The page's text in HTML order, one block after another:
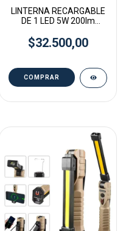
LINTERNA RECARGABLE
DE 1 LED 5W 200lm
$32.500,00